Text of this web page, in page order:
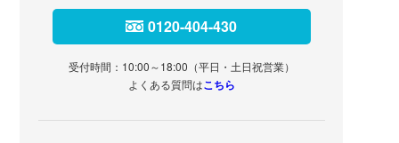
0120-404-430
受付時間：10:00～18:00（平日・土日祝営業）
よくある質問はこちら